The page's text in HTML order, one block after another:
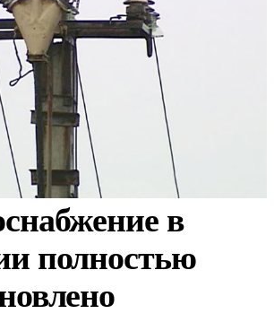
в
полностью